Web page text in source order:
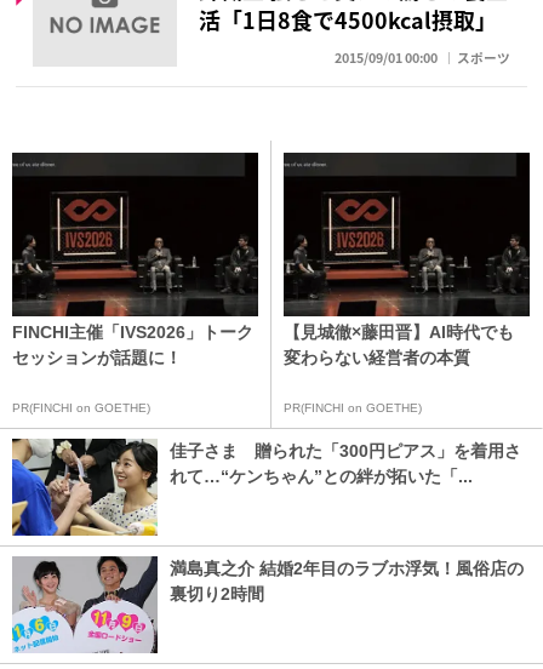
活「1日8食で4500kcal摂取」
2015/09/01 00:00 スポーツ
FINCHI主催「IVS2026」トーク
セッションが話題に！
PR(FINCHI on GOETHE)
【見城徹×藤田晋】AI時代でも
変わらない経営者の本質
PR(FINCHI on GOETHE)
佳子さま 贈られた「300円ピアス」を着用さ
れて…“ケンちゃん”との絆が拓いた「...
満島真之介 結婚2年目のラブホ浮気！風俗店の
裏切り2時間